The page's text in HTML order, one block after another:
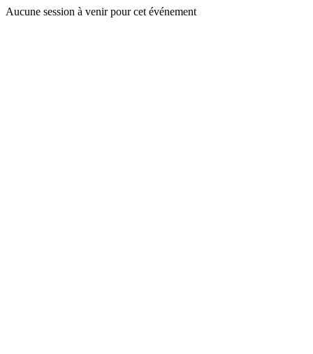
Aucune session à venir pour cet événement